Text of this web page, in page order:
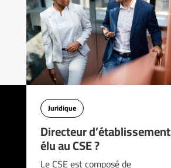
Juridique
Directeur d’établissement
élu au CSE ?
Le CSE est composé de